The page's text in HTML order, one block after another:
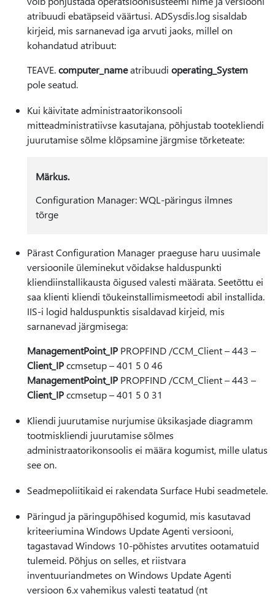
atribuudi ebatäpseid väärtusi. ADSysdis.log sisaldab
kirjeid, mis sarnanevad iga arvuti jaoks, millel on
kohandatud atribuut:
TEAVE.computer_nameatribuudi operating_System
pole seatud.
Kui käivitate administraatorikonsooli
mitteadministratiivse kasutajana, põhjustab tootekliendi
juurutamise sõlme klõpsamine järgmise tõrketeate:
Märkus.
Configuration Manager: WQL-päringus ilmnes
tõrge
Pärast Configuration Manager praeguse haru uusimale
versioonile üleminekut võidakse halduspunkti
kliendiinstallikausta õigused valesti määrata. Seetõttu ei
saa klienti kliendi tõukeinstallimismeetodi abil installida.
IIS-i logid halduspunktis sisaldavad kirjeid, mis
sarnanevad järgmisega:
ManagementPoint_IP PROPFIND /CCM_Client – 443 –
Client_IPccmsetup – 401 5 0 46
ManagementPoint_IP PROPFIND /CCM_Client – 443 –
Client_IPccmsetup – 401 5 0 31
Kliendi juurutamise nurjumise üksikasjade diagramm
tootmiskliendi juurutamise sõlmes
administraatorikonsoolis ei määra kogumist, mille ulatus
see on.
Seadmepoliitikaid ei rakendata Surface Hubi seadmetele.
Päringud ja päringupõhised kogumid, mis kasutavad
kriteeriumina Windows Update Agenti versiooni,
tagastavad Windows 10-põhistes arvutites ootamatuid
tulemeid. Põhjus on selles, et riistvara
inventuuriandmetes on Windows Update Agenti
versioon 6.x vahemikus valesti teatatud (nt